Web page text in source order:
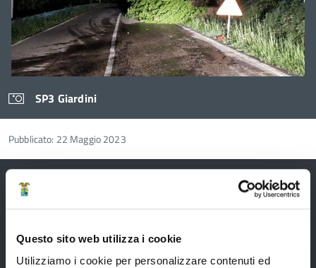
Questo sito web utilizza i cookie
Utilizziamo i cookie per personalizzare contenuti ed
SP3 Giardini
Pubblicato: 22 Maggio 2023